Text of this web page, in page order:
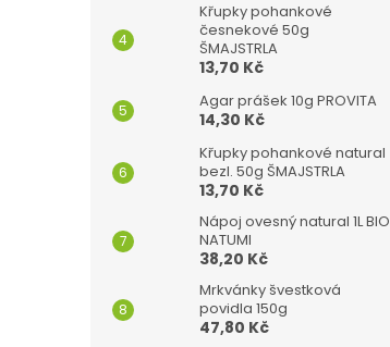
Křupky pohankové
česnekové 50g
ŠMAJSTRLA
13,70 Kč
Agar prášek 10g PROVITA
14,30 Kč
Křupky pohankové natural
bezl. 50g ŠMAJSTRLA
13,70 Kč
Nápoj ovesný natural 1L BIO
NATUMI
38,20 Kč
Mrkvánky švestková
povidla 150g
47,80 Kč